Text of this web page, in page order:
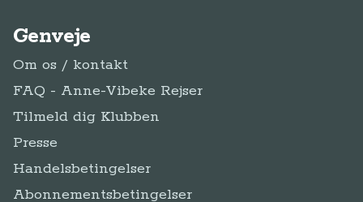
Genveje
Om os / kontakt
FAQ - Anne-Vibeke Rejser
Tilmeld dig Klubben
Presse
Handelsbetingelser
Abonnementsbetingelser